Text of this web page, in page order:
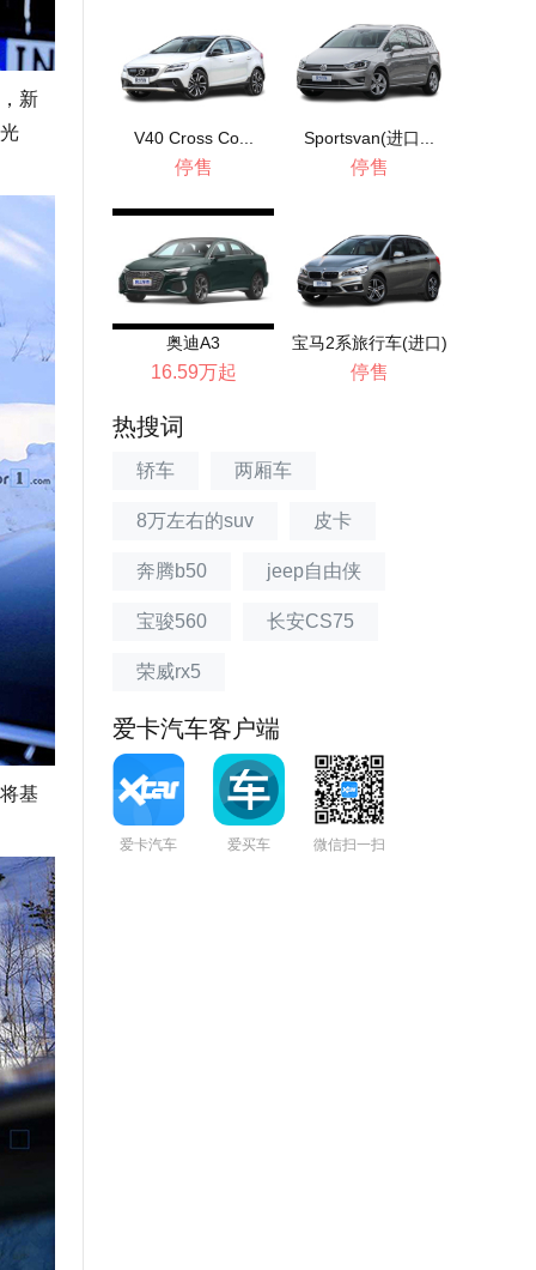
新
基
V40 Cross Co...
停售
Sportsvan(进口...
停售
奥迪A3
16.59万起
宝马2系旅行车(进口)
停售
热搜词
轿车 两厢车
8万左右的suv 皮卡
奔腾b50 jeep自由侠
宝骏560 长安CS75
荣威rx5
爱卡汽车客户端
爱卡汽车 爱买车 微信扫一扫